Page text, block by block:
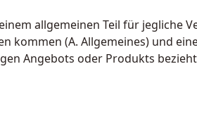
allgemeinen Teil für jegliche
(A. Allgemeines) und
Angebots oder Produkts